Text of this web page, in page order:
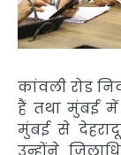
कांवली रोड
हैं तथा मुंबई में
मुंबई से
उन्होंने